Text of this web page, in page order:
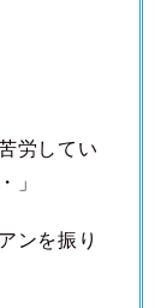
労してい
」
ンを振り